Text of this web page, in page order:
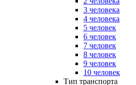
3 человека
4 человека
5 человек
6 человек
7 человек
8 человек
9 человек
10 человек
Тип транспорта